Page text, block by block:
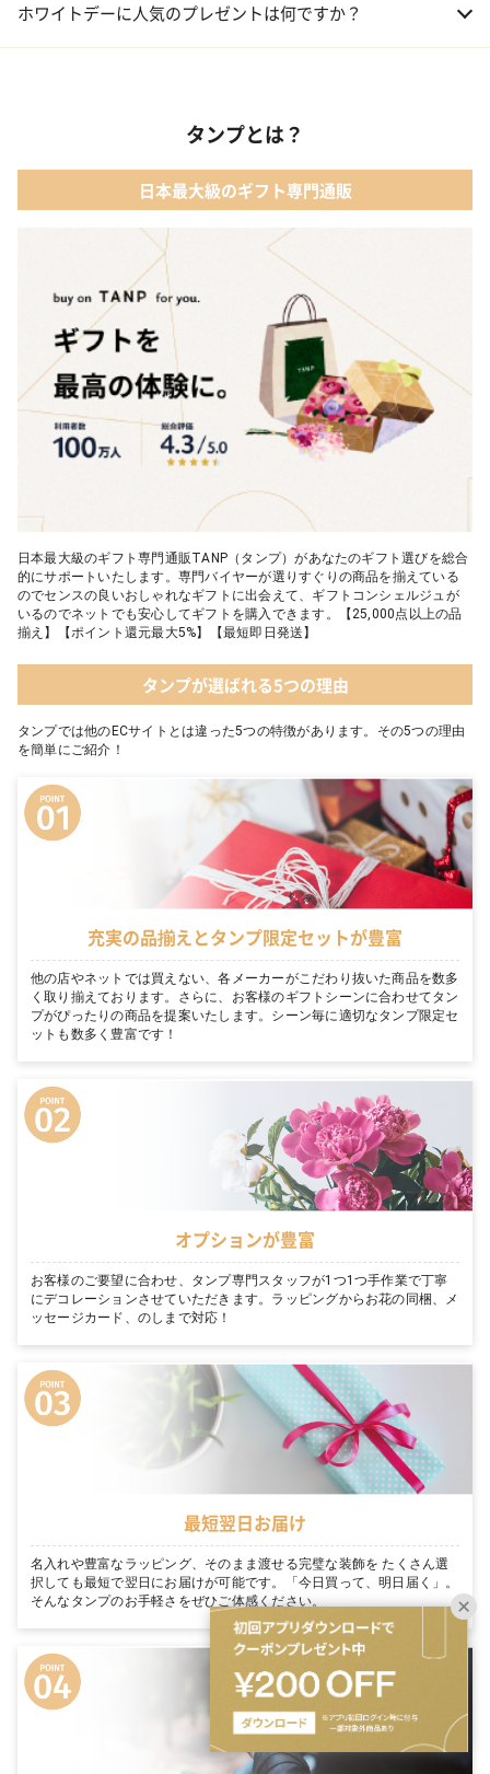
02 メイクアップ
04 コフレ・限定セット商品
05 レディースアクセサリー
ホワイトデーに人気のプレゼントは何ですか？
03 WEEKBOOK【温泉を超えた入浴剤】
04 テディベア&誕生石オープンハート
05【名入れギフト】toilette(トワレ)
タンプとは？
日本最大級のギフト専門通販
日本最大級のギフト専門通販TANP（タンプ）があなたのギフト選びを総合
的にサポートいたします。専門バイヤーが選りすぐりの商品を揃えている
のでセンスの良いおしゃれなギフトに出会えて、ギフトコンシェルジュが
いるのでネットでも安心してギフトを購入できます。【25,000点以上の品
揃え】【ポイント還元最大5%】【最短即日発送】
タンプが選ばれる5つの理由
タンプでは他のECサイトとは違った5つの特徴があります。その5つの理由
を簡単にご紹介！
充実の品揃えとタンプ限定セットが豊富
他の店やネットでは買えない、各メーカーがこだわり抜いた商品を数多
く取り揃えております。さらに、お客様のギフトシーンに合わせてタン
プがぴったりの商品を提案いたします。シーン毎に適切なタンプ限定セ
ットも数多く豊富です！
オプションが豊富
お客様のご要望に合わせ、タンプ専門スタッフが1つ1つ手作業で丁寧
にデコレーションさせていただきます。ラッピングからお花の同梱、メ
ッセージカード、のしまで対応！
最短翌日お届け
名入れや豊富なラッピング、そのまま渡せる完璧な装飾を たくさん選
択しても最短で翌日にお届けが可能です。「今日買って、明日届く」。
そんなタンプのお手軽さをぜひご体感ください。